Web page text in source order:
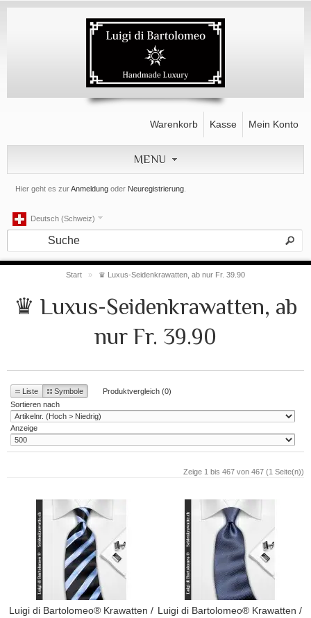
Hier geht es zurAnmeldung oder Neuregistrierung
Warenkorb Kasse Mein Konto
MENU
Deutsch (Schweiz)
Start » ♛ Luxus-Seidenkrawatten, ab nur Fr. 39.90
♛ Luxus-Seidenkrawatten, ab
nur Fr. 39.90
Liste Symbole
Produktvergleich (0)
Sortieren nach
Anzeige
Zeige 1 bis 467 von 467 (1 Seite(n))
Luigi di Bartolomeo® Krawatten / Luigi di Bartolomeo® Krawatten /